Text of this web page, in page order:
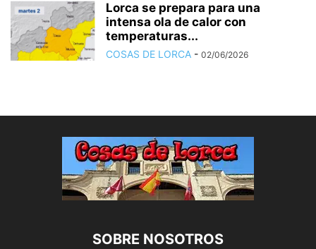
Lorca se prepara para una
intensa ola de calor con
temperaturas...
COSAS DE LORCA - 02/06/2026
SOBRE NOSOTROS